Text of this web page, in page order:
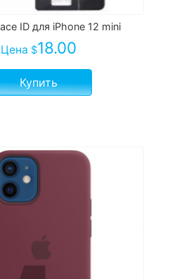
ID для iPhone 12 mini
Цена $18.00
Купить